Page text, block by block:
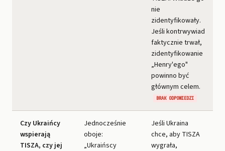
nie
zidentyfikowały.
Jeśli kontrwywiad
faktycznie trwał,
zidentyfikowanie
„Henry'ego"
powinno być
głównym celem.
BRAK ODPOWIEDZI
Czy Ukraińcy
wspierają
TISZA, czy jej
Jednocześnie
oboje:
„Ukraińscy
Jeśli Ukraina
chce, aby TISZA
wygrała,